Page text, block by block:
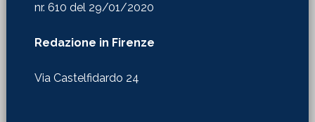
nr. 610 del 29/01/2020
Redazione in Firenze
Via Castelfidardo 24